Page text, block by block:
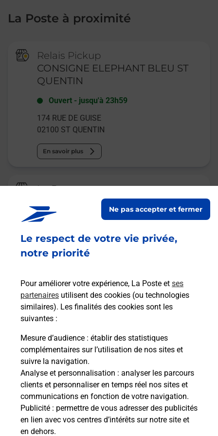
Le respect de votre vie privée,
notre priorité
Pour améliorer votre expérience, La Poste et ses
partenaires utilisent des cookies (ou technologies
similaires). Les finalités des cookies sont les
suivantes :
Mesure d’audience : établir des statistiques
complémentaires sur l’utilisation de nos sites et
suivre la navigation.
Analyse et personnalisation : analyser les parcours
clients et personnaliser en temps réel nos sites et
communications en fonction de votre navigation.
Publicité : permettre de vous adresser des publicités
en lien avec vos centres d’intérêts sur notre site et
en dehors.
Ne pas accepter et fermer
La Poste à proximité
Relais Pickup
CONSIGNE ELEPHANT BLEU ST
QUENTIN
Ouvert - jusqu'à 23h59
174 RUE DE GUISE
02100 ST QUENTIN
En savoir plus
La Poste
SAINT QUENTIN FAUBOURG D
ISLE
Fermé- ouvre lundi à
09h00
9 PLACE STALINGRAD
En savoir plus
Malin !
La Poste
en ligne
Ouvert 24h/24
En savoir plus